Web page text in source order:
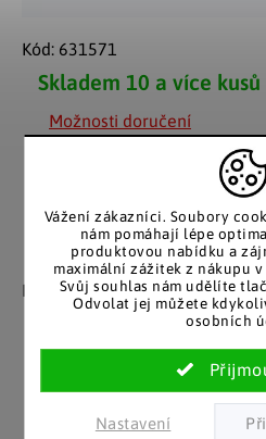
Vážení zákazníci. Soubory
nám pomáhají lépe
produktovou nabídku a
maximální zážitek z nákupu
Svůj souhlas nám udělíte
Odvolat jej můžete
osobních
Nastavení
Skladem 10 a více kusů
Možnosti doručení
Kód: 631571
Záruka spokojenosti
Nakupujete bez obav, férové
jednání v každé situaci.